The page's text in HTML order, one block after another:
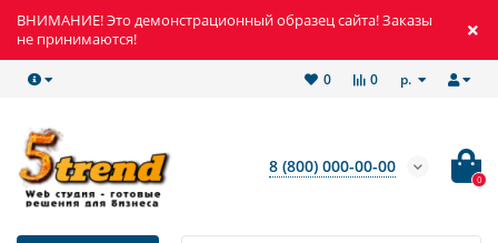
ВНИМАНИЕ! Это демонстрационный образец сайта! Заказы
не принимаются!
р.
0
0
8 (800) 000-00-00
0